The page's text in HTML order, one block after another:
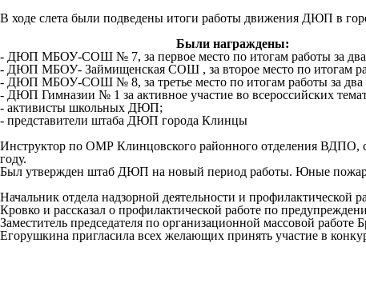
В ходе слета были подведены итоги работы движения ДЮП в
Были награждены:
- ДЮП МБОУ-СОШ № 7, за первое место по итогам работы за два
- ДЮП МБОУ- Займищенская СОШ , за второе место по итогам
- ДЮП МБОУ-СОШ № 8, за третье место по итогам работы за два
- ДЮП Гимназии № 1 за активное участие во всероссийских
- активисты школьных ДЮП;
- представители штаба ДЮП города Клинцы
Инструктор по ОМР Клинцовского районного отделения ВДПО,
году.
Был утвержден штаб ДЮП на новый период работы. Юные
Начальник отдела надзорной деятельности и
Кровко и рассказал о профилактической работе по
Заместитель председателя по организационной массовой
Егорушкина пригласила всех желающих принять участие в